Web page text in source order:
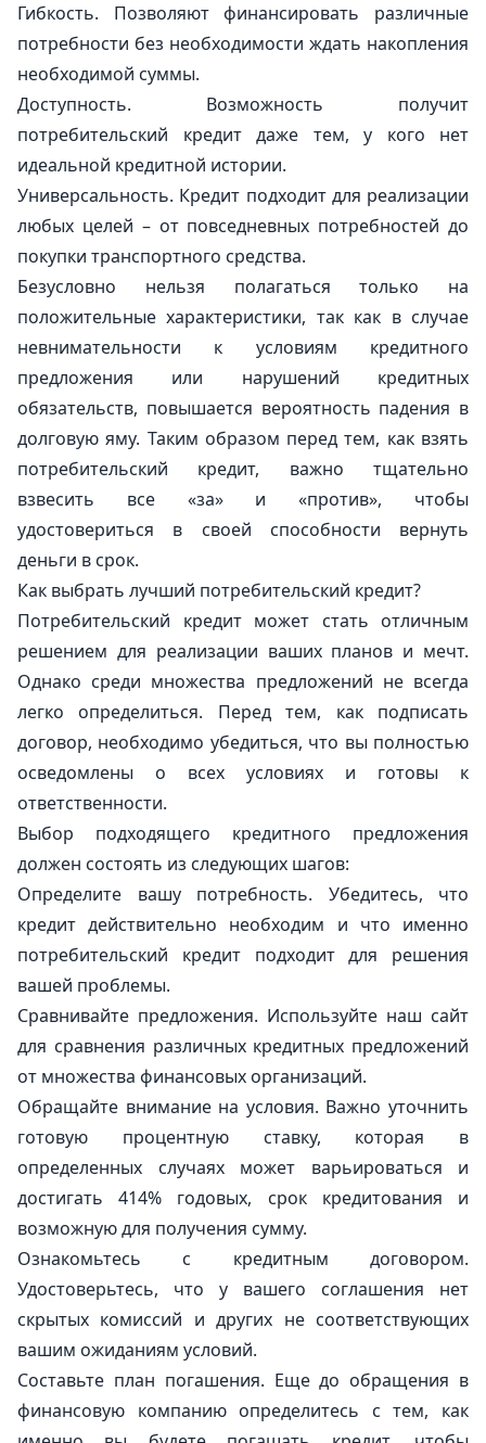
Гибкость. Позволяют финансировать различные
потребности без необходимости ждать накопления
необходимой суммы.
Доступность. Возможность получит
потребительский кредит даже тем, у кого нет
идеальной кредитной истории.
Универсальность. Кредит подходит для реализации
любых целей – от повседневных потребностей до
покупки транспортного средства.
Безусловно нельзя полагаться только на
положительные характеристики, так как в случае
невнимательности к условиям кредитного
предложения или нарушений кредитных
обязательств, повышается вероятность падения в
долговую яму. Таким образом перед тем, как взять
потребительский кредит, важно тщательно
взвесить все «за» и «против», чтобы
удостовериться в своей способности вернуть
деньги в срок.
Как выбрать лучший потребительский кредит?
Потребительский кредит может стать отличным
решением для реализации ваших планов и мечт.
Однако среди множества предложений не всегда
легко определиться. Перед тем, как подписать
договор, необходимо убедиться, что вы полностью
осведомлены о всех условиях и готовы к
ответственности.
Выбор подходящего кредитного предложения
должен состоять из следующих шагов:
Определите вашу потребность. Убедитесь, что
кредит действительно необходим и что именно
потребительский кредит подходит для решения
вашей проблемы.
Сравнивайте предложения. Используйте наш сайт
для сравнения различных кредитных предложений
от множества финансовых организаций.
Обращайте внимание на условия. Важно уточнить
готовую процентную ставку, которая в
определенных случаях может варьироваться и
достигать 414% годовых, срок кредитования и
возможную для получения сумму.
Ознакомьтесь с кредитным договором.
Удостоверьтесь, что у вашего соглашения нет
скрытых комиссий и других не соответствующих
вашим ожиданиям условий.
Составьте план погашения. Еще до обращения в
финансовую компанию определитесь с тем, как